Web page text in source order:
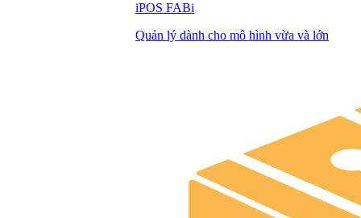
iPOS FABi
Quản lý dành cho mô hình vừa và lớn